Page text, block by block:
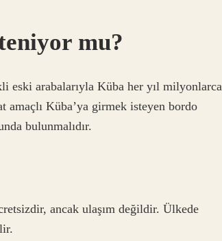
mu?
eski arabalarıyla Küba her yıl milyonlarca
amaçlı Küba’ya girmek isteyen bordo
bulunmalıdır.
ancak ulaşım değildir. Ülkede